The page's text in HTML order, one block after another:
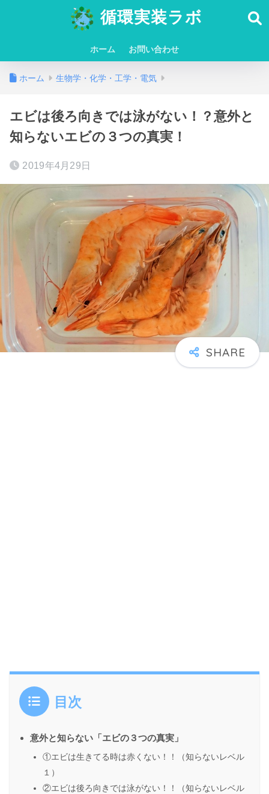
循環実装ラボ
ホーム お問い合わせ
ホーム 生物学・化学・工学・電気
エビは後ろ向きでは泳がない！？意外と
知らないエビの３つの真実！
2019年4月29日
目次
意外と知らない「エビの３つの真実」
①エビは生きてる時は赤くない！！（知らないレベル
１）
②エビは後ろ向きでは泳がない！！（知らないレベル